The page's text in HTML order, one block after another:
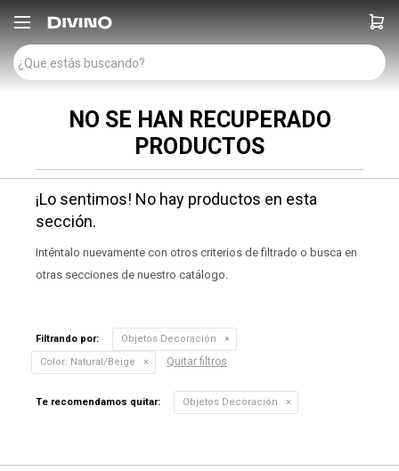

NO SE HAN RECUPERADO
PRODUCTOS
¡Lo sentimos! No hay productos en esta
sección.
Inténtalo nuevamente con otros criterios de filtrado o busca en
otras secciones de nuestro catálogo.
Filtrando por:
Objetos Decoración
Color: Natural/Beige Quitar filtros
Te recomendamos quitar: Objetos Decoración